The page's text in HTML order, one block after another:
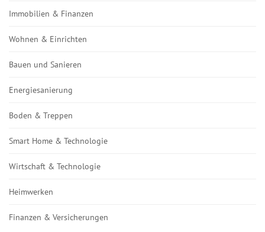
Immobilien & Finanzen
Wohnen & Einrichten
Bauen und Sanieren
Energiesanierung
Boden & Treppen
Smart Home & Technologie
Wirtschaft & Technologie
Heimwerken
Finanzen & Versicherungen